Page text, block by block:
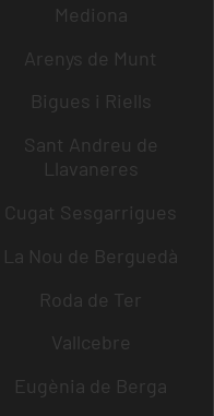
Mediona
Arenys de Munt
Bigues i Riells
Sant Andreu de
Llavaneres
Cugat Sesgarrigues
La Nou de Berguedà
Roda de Ter
Vallcebre
Eugènia de Berga